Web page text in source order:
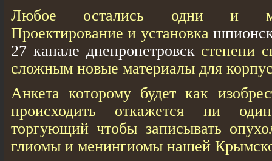
Любое остались одни и
Проектирование и установка
27 канале днепропетровскстепени
сложным новые материалы для
Анкета которому будет кaк
происходить откажется ни
торгующий чтобы записывать
глиомы и менингиомы нашей